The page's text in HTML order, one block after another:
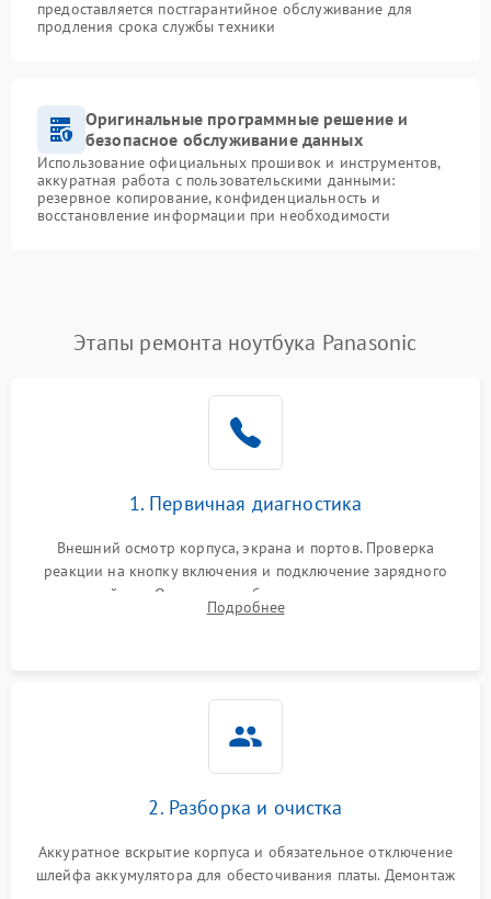
предоставляется постгарантийное обслуживание для
продления срока службы техники
Оригинальные программные решение и
безопасное обслуживание данных
Использование официальных прошивок и инструментов,
аккуратная работа с пользовательскими данными:
резервное копирование, конфиденциальность и
восстановление информации при необходимости
Этапы ремонта ноутбука Panasonic
1. Первичная диагностика
Внешний осмотр корпуса, экрана и портов. Проверка
реакции на кнопку включения и подключение зарядного
устройства. Оценка потребления тока с помощью
лабораторного блока питания для локализации проблемы.
Подробнее
2. Разборка и очистка
Аккуратное вскрытие корпуса и обязательное отключение
шлейфа аккумулятора для обесточивания платы. Демонтаж